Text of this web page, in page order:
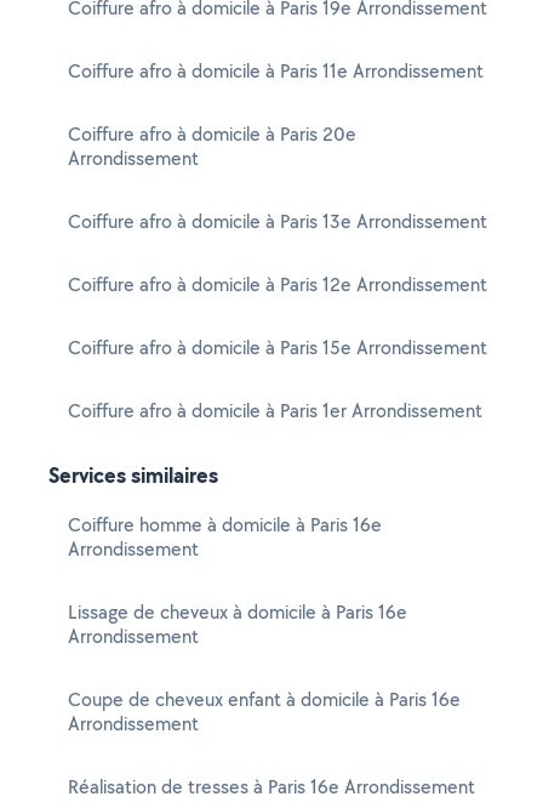
Coiffure afro à domicile à Paris 19e Arrondissement
Coiffure afro à domicile à Paris 11e Arrondissement
Coiffure afro à domicile à Paris 20e
Arrondissement
Coiffure afro à domicile à Paris 13e Arrondissement
Coiffure afro à domicile à Paris 12e Arrondissement
Coiffure afro à domicile à Paris 15e Arrondissement
Coiffure afro à domicile à Paris 1er Arrondissement
Services similaires
Coiffure homme à domicile à Paris 16e
Arrondissement
Lissage de cheveux à domicile à Paris 16e
Arrondissement
Coupe de cheveux enfant à domicile à Paris 16e
Arrondissement
Réalisation de tresses à Paris 16e Arrondissement